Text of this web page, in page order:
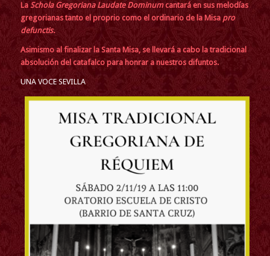
La Schola Gregoriana Laudate Dominumcantará en sus melodías
gregorianas tanto el proprio como el ordinario de la Misa pro
defunctis.
Asimismo al finalizar la Santa Misa, se llevará a cabo la tradicional
absolución del catafalco para honrar a nuestros difuntos.
UNA VOCE SEVILLA